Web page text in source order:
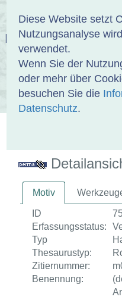
Diese Website setzt
Nutzungsanalyse
verwendet.
Wenn Sie der
oder mehr über
besuchen Sie die
Datenschutz.
ÜBER UNS SAMMLUNGEN
Motiv
ID
Erfassungsstatus:
Typ
Thesaurustyp:
Zitiernummer:
Benennung: